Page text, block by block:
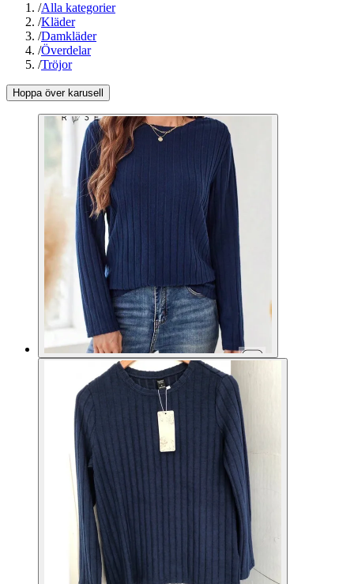
/Alla kategorier
/Kläder
/Damkläder
/Överdelar
/Tröjor
Hoppa över karusell